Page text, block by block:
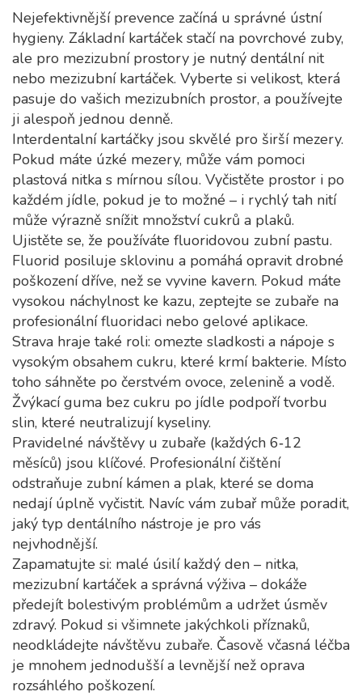
Nejefektivnější prevence začíná u správné ústní
hygieny. Základní kartáček stačí na povrchové zuby,
ale pro mezizubní prostory je nutný dentální nit
nebo mezizubní kartáček. Vyberte si velikost, která
pasuje do vašich mezizubních prostor, a používejte
ji alespoň jednou denně.
Interdentalní kartáčky jsou skvělé pro širší mezery.
Pokud máte úzké mezery, může vám pomoci
plastová nitka s mírnou sílou. Vyčistěte prostor i po
každém jídle, pokud je to možné – i rychlý tah nití
může výrazně snížit množství cukrů a plaků.
Ujistěte se, že používáte fluoridovou zubní pastu.
Fluorid posiluje sklovinu a pomáhá opravit drobné
poškození dříve, než se vyvine kavern. Pokud máte
vysokou náchylnost ke kazu, zeptejte se zubaře na
profesionální fluoridaci nebo gelové aplikace.
Strava hraje také roli: omezte sladkosti a nápoje s
vysokým obsahem cukru, které krmí bakterie. Místo
toho sáhněte po čerstvém ovoce, zelenině a vodě.
Žvýkací guma bez cukru po jídle podpoří tvorbu
slin, které neutralizují kyseliny.
Pravidelné návštěvy u zubaře (každých 6‑12
měsíců) jsou klíčové. Profesionální čištění
odstraňuje zubní kámen a plak, které se doma
nedají úplně vyčistit. Navíc vám zubař může poradit,
jaký typ dentálního nástroje je pro vás
nejvhodnější.
Zapamatujte si: malé úsilí každý den – nitka,
mezizubní kartáček a správná výživa – dokáže
předejít bolestivým problémům a udržet úsměv
zdravý. Pokud si všimnete jakýchkoli příznaků,
neodkládejte návštěvu zubaře. Časově včasná léčba
je mnohem jednodušší a levnější než oprava
rozsáhlého poškození.